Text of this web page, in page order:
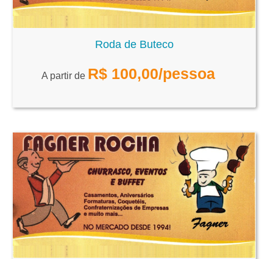
Roda de Buteco
A partir de R$ 100,00/pessoa